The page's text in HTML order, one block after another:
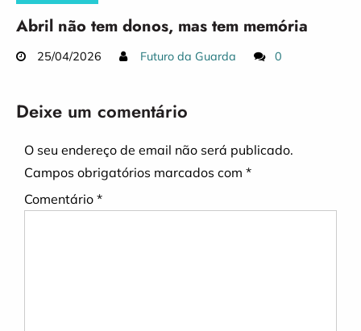
Abril não tem donos, mas tem memória
25/04/2026 Futuro da Guarda 0
Deixe um comentário
O seu endereço de email não será publicado.
Campos obrigatórios marcados com *
Comentário *